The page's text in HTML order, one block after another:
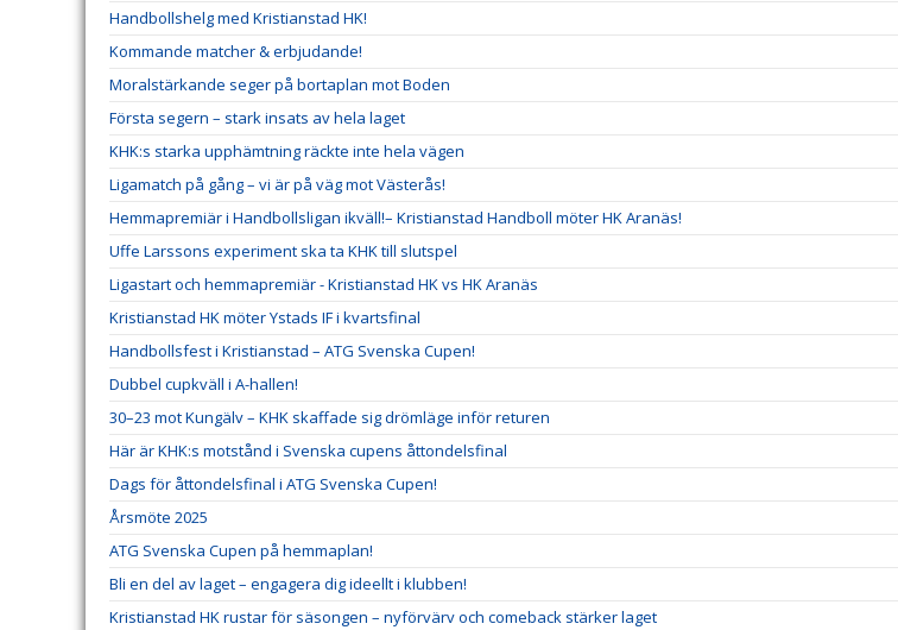
Handbollshelg med Kristianstad HK!
Kommande matcher & erbjudande!
Moralstärkande seger på bortaplan mot Boden
Första segern – stark insats av hela laget
KHK:s starka upphämtning räckte inte hela vägen
Ligamatch på gång – vi är på väg mot Västerås!
Hemmapremiär i Handbollsligan ikväll!– Kristianstad Handboll möter HK Aranäs!
Uffe Larssons experiment ska ta KHK till slutspel
Ligastart och hemmapremiär - Kristianstad HK vs HK Aranäs
Kristianstad HK möter Ystads IF i kvartsfinal
Handbollsfest i Kristianstad – ATG Svenska Cupen!
Dubbel cupkväll i A-hallen!
30–23 mot Kungälv – KHK skaffade sig drömläge inför returen
Här är KHK:s motstånd i Svenska cupens åttondelsfinal
Dags för åttondelsfinal i ATG Svenska Cupen!
Årsmöte 2025
ATG Svenska Cupen på hemmaplan!
Bli en del av laget – engagera dig ideellt i klubben!
Kristianstad HK rustar för säsongen – nyförvärv och comeback stärker laget